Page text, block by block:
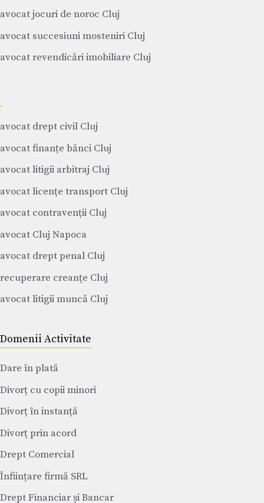
avocat jocuri de noroc Cluj
avocat succesiuni mosteniri Cluj
avocat revendicări imobiliare Cluj
avocat drept civil Cluj
avocat finanțe bănci Cluj
avocat litigii arbitraj Cluj
avocat licențe transport Cluj
avocat contravenții Cluj
avocat Cluj Napoca
avocat drept penal Cluj
recuperare creanțe Cluj
avocat litigii muncă Cluj
Domenii Activitate
Dare în plată
Divorț cu copii minori
Divorț în instanță
Divorț prin acord
Drept Comercial
Înființare firmă SRL
Drept Financiar și Bancar